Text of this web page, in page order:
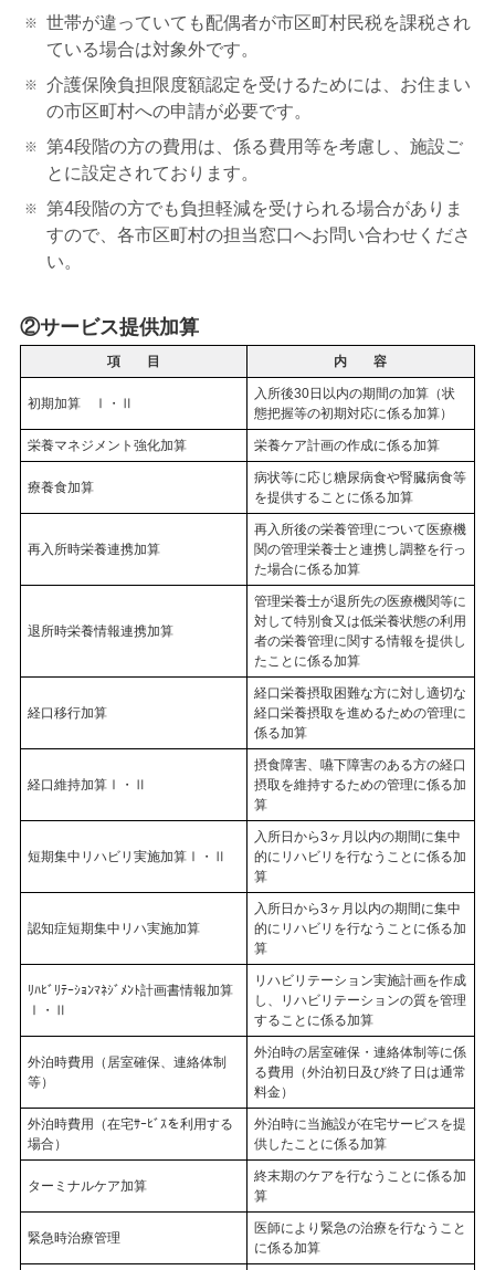
世帯が違っていても配偶者が市区町村民税を課税され
ている場合は対象外です。
介護保険負担限度額認定を受けるためには、お住まい
の市区町村への申請が必要です。
第4段階の方の費用は、係る費用等を考慮し、施設ご
とに設定されております。
第4段階の方でも負担軽減を受けられる場合がありま
すので、各市区町村の担当窓口へお問い合わせくださ
い。
②サービス提供加算
項 目 内 容
初期加算 Ⅰ・Ⅱ
入所後30日以内の期間の加算（状
態把握等の初期対応に係る加算）
栄養マネジメント強化加算 栄養ケア計画の作成に係る加算
療養食加算
病状等に応じ糖尿病食や腎臓病食等
を提供することに係る加算
再入所時栄養連携加算
再入所後の栄養管理について医療機
関の管理栄養士と連携し調整を行っ
た場合に係る加算
退所時栄養情報連携加算
管理栄養士が退所先の医療機関等に
対して特別食又は低栄養状態の利用
者の栄養管理に関する情報を提供し
たことに係る加算
経口移行加算
経口栄養摂取困難な方に対し適切な
経口栄養摂取を進めるための管理に
係る加算
経口維持加算Ⅰ・Ⅱ
摂食障害、嚥下障害のある方の経口
摂取を維持するための管理に係る加
算
短期集中リハビリ実施加算Ⅰ・Ⅱ
入所日から3ヶ月以内の期間に集中
的にリハビリを行なうことに係る加
算
認知症短期集中リハ実施加算
入所日から3ヶ月以内の期間に集中
的にリハビリを行なうことに係る加
算
ﾘﾊﾋﾞﾘﾃｰｼｮﾝﾏﾈｼﾞﾒﾝﾄ計画書情報加算
Ⅰ・Ⅱ
リハビリテーション実施計画を作成
し、リハビリテーションの質を管理
することに係る加算
外泊時費用（居室確保、連絡体制
等）
外泊時の居室確保・連絡体制等に係
る費用（外泊初日及び終了日は通常
料金）
外泊時費用（在宅ｻｰﾋﾞｽを利用する
場合）
外泊時に当施設が在宅サービスを提
供したことに係る加算
ターミナルケア加算
終末期のケアを行なうことに係る加
算
緊急時治療管理
医師により緊急の治療を行なうこと
に係る加算